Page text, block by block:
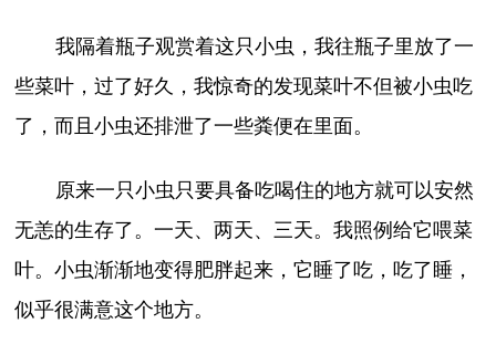
我隔着瓶子观赏着这只小虫，我往瓶子里放了一
些菜叶，过了好久，我惊奇的发现菜叶不但被小虫吃
了，而且小虫还排泄了一些粪便在里面。
原来一只小虫只要具备吃喝住的地方就可以安然
无恙的生存了。一天、两天、三天。我照例给它喂菜
叶。小虫渐渐地变得肥胖起来，它睡了吃，吃了睡，
似乎很满意这个地方。